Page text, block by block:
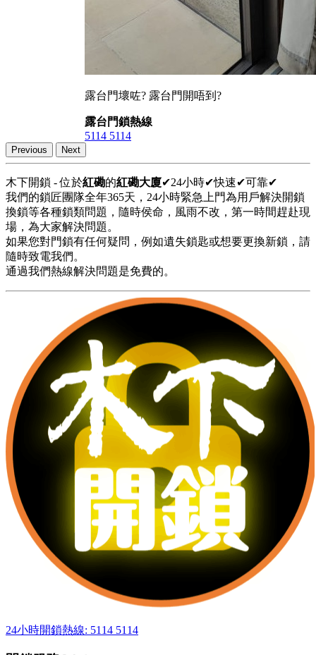
露台門壞咗? 露台門開唔到?
露台門鎖熱線
5114 5114
Previous Next
木下開鎖 - 位於紅磡的紅磡大廈✔24小時✔快速✔可靠✔
我們的鎖匠團隊全年365天，24小時緊急上門為用戶解決開鎖
換鎖等各種鎖類問題，隨時侯命，風雨不改，第一時間趕赴現
場，為大家解決問題。
如果您對門鎖有任何疑問，例如遺失鎖匙或想要更換新鎖，請
隨時致電我們。
通過我們熱線解決問題是免費的。
24小時開鎖熱線: 5114 5114